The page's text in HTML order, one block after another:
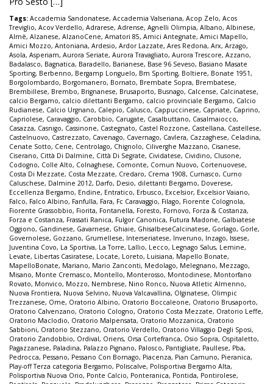
Tags: Accademia Sandonatese, Accademia Valseriana, Acop Zelo, Acos
Treviglio, Acov Verdello, Adrarese, Adrense, Agnelli Olimpia, Albano, Albinese,
Almè, Alzanese, AlzanoCene, Amatori 85, Amici Antegnate, Amici Mapello,
Amici Mozzo, Antoniana, Ardesio, Ardor Lazzate, Ares Redona, Arx, Arzago,
Asola, Asperiam, Aurora Seriate, Aurora Travagliato, Aurora Trescore, Azzano,
Badalasco, Bagnatica, Baradello, Barianese, Base 96 Seveso, Basiano Masate
Sporting, Berbenno, Bergamp Longuelo, Bm Sporting, Boltiere, Bonate 1951,
Borgolombardo, Borgomanero, Bornato, Brembate Sopra, Brembatese,
Brembillese, Brembo, Brignanese, Brusaporto, Busnago, Calcense, Calcinatese,
calcio Bergamo, calcio dilettanti Bergamo, calcio provinciale Bergamo, Calcio
Rudianese, Calcio Urgnano, Calepio, Calusco, Cappuccinese, Capriate, Caprino,
Capriolese, Caravaggio, Carobbio, Carugate, Casalbuttano, Casalmaiocco,
Casazza, Casnigo, Cassinone, Castegnato, Castel Rozzone, Castellana, Castellese,
Castelnuovo, Castrezzato, Cavenago, Cavernago, Cavlera, Cazzaghese, Celadina,
Cenate Sotto, Cene, Centrolago, Chignolo, Ciliverghe Mazzano, Cisanese,
Ciserano, Città Di Dalmine, Città Di Segrate, Cividatese, Cividino, Clusone,
Codogno, Colle Alto, Colnaghese, Comonte, Comun Nuovo, Cortenuovese,
Costa Di Mezzate, Costa Mezzate, Credaro, Crema 1908, Curnasco, Curno
Caluschese, Dalmine 2012, Darfo, Desio, dilettanti Bergamo, Doverese,
Eccellenza Bergamo, Endine, Entratico, Erbusco, Excelsior, Excelsior Vaiano,
Falco, Falco Albino, Fanfulla, Fara, Fc Caravaggio, Filago, Fiorente Colognola,
Fiorente Grassobbio, Fiorita, Fontanella, Foresto, Fornovo, Forza & Costanza,
Forza e Costanza, Frassati Ranica, Fulgor Canonica, Futura Madone, Galbiatese
Oggiono, Gandinese, Gavarnese, Ghiaie, GhisalbeseCalcinatese, Gorlago, Gorle,
Governolese, Gozzano, Grumellese, Interseriatese, Inveruno, Inzago, Issese,
Juventina Covo, La Sportiva, La Torre, Lallio, Lecco, Legnago Salus, Lemine,
Levate, Libertas Casiratese, Locate, Loreto, Luisiana, Mapello Bonate,
MapelloBonate, Mariano, Mario Zanconti, Medolago, Melegnano, Mezzago,
Misano, Monte Cremasco, Montello, Monterosso, Montodinese, Montorfano
Rovato, Monvico, Mozzo, Nembrese, Nino Ronco, Nuova Atletic Almenno,
Nuova Frontiera, Nuova Selvino, Nuova Valcavallina, Olginatese, Olimpic
Trezzanese, Ome, Oratorio Albino, Oratorio Boccaleone, Oratorio Brusaporto,
Oratorio Calvenzano, Oratorio Cologno, Oratorio Costa Mezzate, Oratorio Leffe,
Oratorio Maclodio, Oratorio Malpensata, Oratorio Mozzanica, Oratorio
Sabbioni, Oratorio Stezzano, Oratorio Verdello, Oratorio Villaggio Degli Sposi,
Oratorio Zandobbio, Ordival, Oriens, Orsa Cortefranca, Osio Sopra, Ospitaletto,
Pagazzanese, Paladina, Palazzo Pignano, Palosco, Pantigliate, Paullese, Pba,
Pedrocca, Pessano, Pessano Con Bornago, Piacenza, Pian Camuno, Pieranica,
Play-off Terza categoria Bergamo, Poliscalve, Polisportiva Bergamo Alta,
Polisportiva Nuova Orio, Ponte Calcio, Ponteranica, Pontida, Pontirolese,